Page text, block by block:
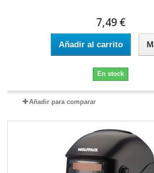
7,49 €
Añadir al carrito
En stock
Añadir para comparar